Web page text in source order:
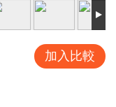
加入比較